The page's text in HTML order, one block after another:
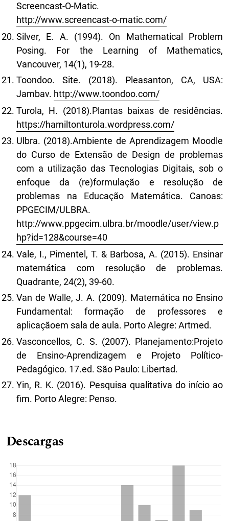
Screencast-O-Matic.
http://www.screencast-o-matic.com/
Silver, E. A. (1994). On Mathematical Problem
Posing. For the Learning of Mathematics,
Vancouver, 14(1), 19-28.
Toondoo. Site. (2018). Pleasanton, CA, USA:
Jambav. http://www.toondoo.com/
Turola, H. (2018).Plantas baixas de residências.
https://hamiltonturola.wordpress.com/
Ulbra. (2018).Ambiente de Aprendizagem Moodle
do Curso de Extensão de Design de problemas
com a utilização das Tecnologias Digitais, sob o
enfoque da (re)formulação e resolução de
problemas na Educação Matemática. Canoas:
PPGECIM/ULBRA.
http://www.ppgecim.ulbra.br/moodle/user/view.p
hp?id=128&course=40
Vale, I., Pimentel, T. & Barbosa, A. (2015). Ensinar
matemática com resolução de problemas.
Quadrante, 24(2), 39-60.
Van de Walle, J. A. (2009). Matemática no Ensino
Fundamental: formação de professores e
aplicaçãoem sala de aula. Porto Alegre: Artmed.
Vasconcellos, C. S. (2007). Planejamento:Projeto
de Ensino-Aprendizagem e Projeto Político-
Pedagógico. 17.ed. São Paulo: Libertad.
Yin, R. K. (2016). Pesquisa qualitativa do início ao
fim. Porto Alegre: Penso.
Descargas